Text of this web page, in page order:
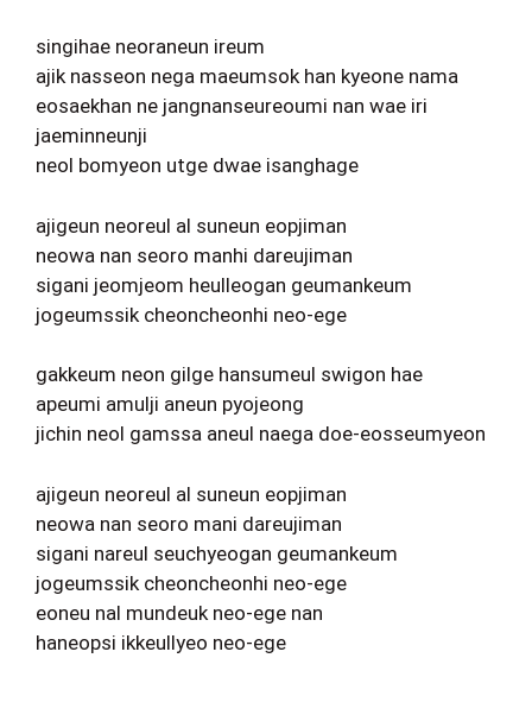
singihae neoraneun ireum
ajik nasseon nega maeumsok han kyeone nama
eosaekhan ne jangnanseureoumi nan wae iri
jaeminneunji
neol bomyeon utge dwae isanghage
ajigeun neoreul al suneun eopjiman
neowa nan seoro manhi dareujiman
sigani jeomjeom heulleogan geumankeum
jogeumssik cheoncheonhi neo-ege
gakkeum neon gilge hansumeul swigon hae
apeumi amulji aneun pyojeong
jichin neol gamssa aneul naega doe-eosseumyeon
ajigeun neoreul al suneun eopjiman
neowa nan seoro mani dareujiman
sigani nareul seuchyeogan geumankeum
jogeumssik cheoncheonhi neo-ege
eoneu nal mundeuk neo-ege nan
haneopsi ikkeullyeo neo-ege